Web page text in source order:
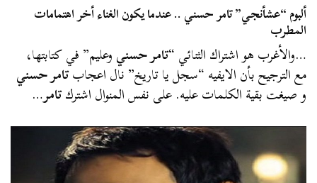
ألبوم “عشأنجي” تامر حسني .. عندما يكون الغناء أخر اهتمامات
المطرب
…والأغرب هو اشتراك الثنائي “تامر حسنيوعليم” في كتابتها،
مع الترجيح بأن الايفيه “سجل يا تاريخ” نال اعجابتامر حسني
و صيغت بقية الكلمات عليه. على نفس المنوال اشتركتامر…